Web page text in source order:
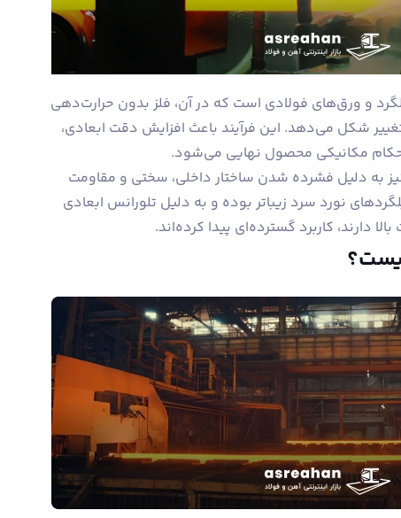
و ورق‌های فولادی است که در آن، فلز بدون حرارت‌دهی
تغییر شکل می‌دهد. این فرآیند باعث افزایش دقت ابعادی،
مکانیکی محصول نهایی می‌شود.
به دلیل فشرده شدن ساختار داخلی، سختی و مقاومت
نورد سرد زیباتر بوده و به دلیل تلورانس ابعادی
دارند، کاربرد گسترده‌ای پیدا کرده‌اند.